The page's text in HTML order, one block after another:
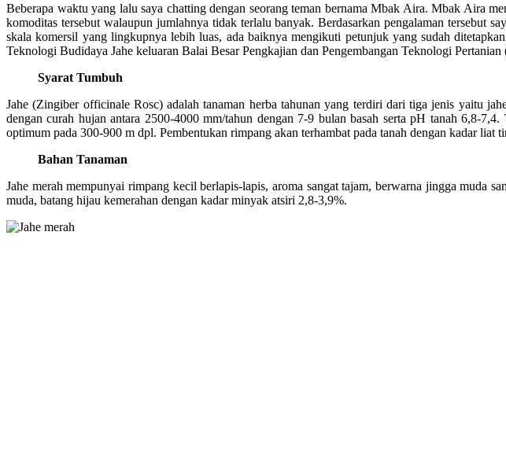
Beberapa waktu yang lalu saya chatting dengan seorang teman bernama Mbak Aira. Mbak Aira
komoditas tersebut walaupun jumlahnya tidak terlalu banyak. Berdasarkan pengalaman tersebut
skala komersil yang lingkupnya lebih luas, ada baiknya mengikuti petunjuk yang sudah
Teknologi Budidaya Jahe keluaran Balai Besar Pengkajian dan Pengembangan Teknologi
Syarat Tumbuh
Jahe (Zingiber officinale Rosc) adalah tanaman herba tahunan yang terdiri dari tiga jenis yaitu
dengan curah hujan antara 2500-4000 mm/tahun dengan 7-9 bulan basah serta pH tanah 6,8-
optimum pada 300-900 m dpl. Pembentukan rimpang akan terhambat pada tanah dengan kadar liat
Bahan Tanaman
Jahe merah mempunyai rimpang kecil berlapis-lapis, aroma sangat tajam, berwarna jingga muda
muda, batang hijau kemerahan dengan kadar minyak atsiri 2,8-3,9%.